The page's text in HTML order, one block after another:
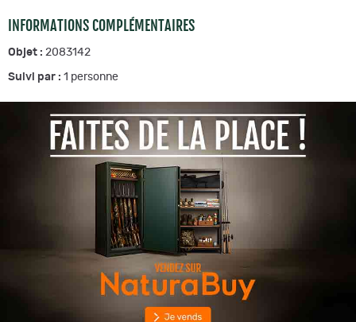
INFORMATIONS COMPLÉMENTAIRES
Objet : 2083142
Suivi par : 1 personne